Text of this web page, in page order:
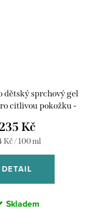
dětský sprchový gel
citlivou pokožku -
Kč
Kč / 100 ml
DETAIL
Skladem